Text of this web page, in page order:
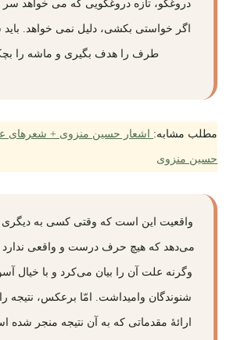
دروغگو، تازه دروغگویی که می خواهد سر
اگر خواستی بکشی، دلیل نمی خواهد.
طرف را هدف بگیری و ماشه را
مطلب مشابه: اشعار حسین منزوی + شعرهای
حسین منزوی
واقعیت این است که وقتی کسی به دیگری
می‌دهد که هیچ حرف درست و واقعی ندارد
وگرنه علت آن را بیان می‌کرد و با خیال
شنوندگان وامیداشت. امّا برعکس، نتیجه
ارائهٔ مقدماتی که به آن نتیجه منجر شده